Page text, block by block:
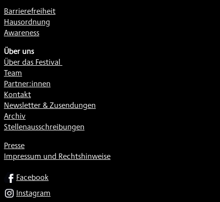
Barrierefreiheit
Hausordnung
Awareness
Über uns
Über das Festival
Team
Partner:innen
Kontakt
Newsletter & Zusendungen
Archiv
Stellenausschreibungen
Presse
Impressum und Rechtshinweise
SOCIALFacebook
Instagram